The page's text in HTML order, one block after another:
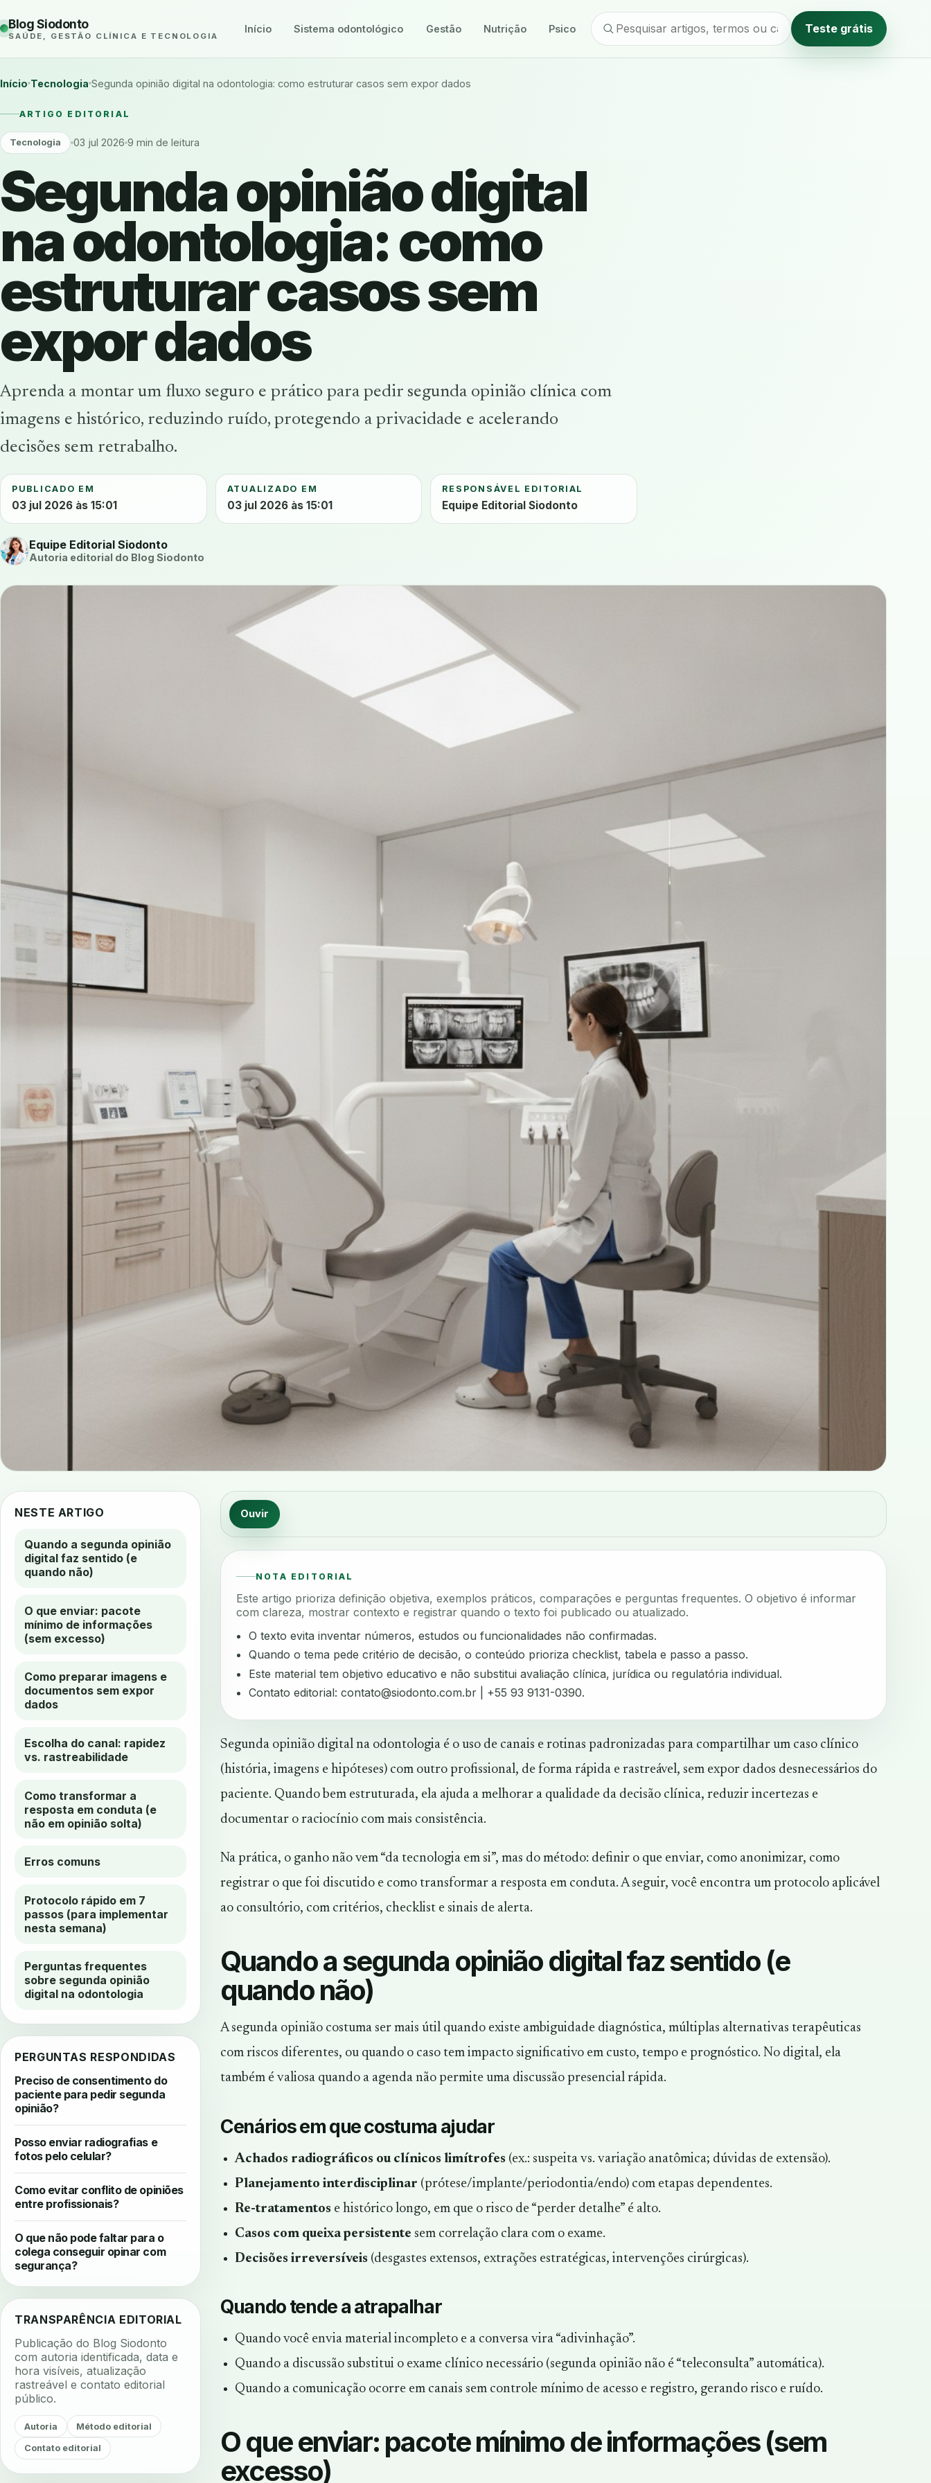
Blog Siodonto
SAÚDE, GESTÃO CLÍNICA E TECNOLOGIA
Início Sistema odontológico Gestão Nutrição Psicologia Método editorial Teste grátis
Início Tecnologia Segunda opinião digital na odontologia: como estruturar casos sem expor dados
ARTIGO EDITORIAL
Tecnologia 03 jul 2026 9 min de leitura
Segunda opinião digital
na odontologia: como
estruturar casos sem
expor dados
Aprenda a montar um fluxo seguro e prático para pedir segunda opinião clínica com
imagens e histórico, reduzindo ruído, protegendo a privacidade e acelerando
decisões sem retrabalho.
PUBLICADO EM
03 jul 2026 às 15:01
ATUALIZADO EM
03 jul 2026 às 15:01
RESPONSÁVEL EDITORIAL
Equipe Editorial Siodonto
Equipe Editorial Siodonto
Autoria editorial do Blog Siodonto
NESTE ARTIGO
Quando a segunda opinião
digital faz sentido (e
quando não)
O que enviar: pacote
mínimo de informações
(sem excesso)
Como preparar imagens e
documentos sem expor
dados
Escolha do canal: rapidez
vs. rastreabilidade
Como transformar a
resposta em conduta (e
não em opinião solta)
Erros comuns
Protocolo rápido em 7
passos (para implementar
nesta semana)
Perguntas frequentes
sobre segunda opinião
digital na odontologia
PERGUNTAS RESPONDIDAS
Preciso de consentimento do
paciente para pedir segunda
opinião?
Posso enviar radiografias e
fotos pelo celular?
Como evitar conflito de opiniões
entre profissionais?
O que não pode faltar para o
colega conseguir opinar com
segurança?
TRANSPARÊNCIA EDITORIAL
Publicação do Blog Siodonto
com autoria identificada, data e
hora visíveis, atualização
rastreável e contato editorial
público.
Autoria Método editorial
Contato editorial
Ouvir
NOTA EDITORIAL
Este artigo prioriza definição objetiva, exemplos práticos, comparações e perguntas frequentes. O objetivo é informar
com clareza, mostrar contexto e registrar quando o texto foi publicado ou atualizado.
O texto evita inventar números, estudos ou funcionalidades não confirmadas.
Quando o tema pede critério de decisão, o conteúdo prioriza checklist, tabela e passo a passo.
Este material tem objetivo educativo e não substitui avaliação clínica, jurídica ou regulatória individual.
Contato editorial:contato@siodonto.com.br | +55 93 9131-0390.
Segunda opinião digital na odontologia é o uso de canais e rotinas padronizadas para compartilhar um caso clínico
(história, imagens e hipóteses) com outro profissional, de forma rápida e rastreável, sem expor dados desnecessários do
paciente. Quando bem estruturada, ela ajuda a melhorar a qualidade da decisão clínica, reduzir incertezas e
documentar o raciocínio com mais consistência.
Na prática, o ganho não vem “da tecnologia em si”, mas do método: definir o que enviar, como anonimizar, como
registrar o que foi discutido e como transformar a resposta em conduta. A seguir, você encontra um protocolo aplicável
ao consultório, com critérios, checklist e sinais de alerta.
Quando a segunda opinião digital faz sentido (e
quando não)
A segunda opinião costuma ser mais útil quando existe ambiguidade diagnóstica, múltiplas alternativas terapêuticas
com riscos diferentes, ou quando o caso tem impacto significativo em custo, tempo e prognóstico. No digital, ela
também é valiosa quando a agenda não permite uma discussão presencial rápida.
Cenários em que costuma ajudar
Achados radiográficos ou clínicos limítrofes (ex.: suspeita vs. variação anatômica; dúvidas de extensão).
Planejamento interdisciplinar (prótese/implante/periodontia/endo) com etapas dependentes.
Re-tratamentos e histórico longo, em que o risco de “perder detalhe” é alto.
Casos com queixa persistente sem correlação clara com o exame.
Decisões irreversíveis (desgastes extensos, extrações estratégicas, intervenções cirúrgicas).
Quando tende a atrapalhar
Quando você envia material incompleto e a conversa vira “adivinhação”.
Quando a discussão substitui o exame clínico necessário (segunda opinião não é “teleconsulta” automática).
Quando a comunicação ocorre em canais sem controle mínimo de acesso e registro, gerando risco e ruído.
O que enviar: pacote mínimo de informações (sem
excesso)